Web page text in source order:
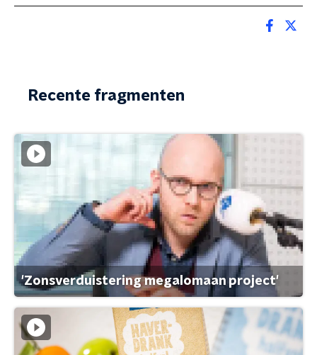
Recente fragmenten
'Zonsverduistering megalomaan project'